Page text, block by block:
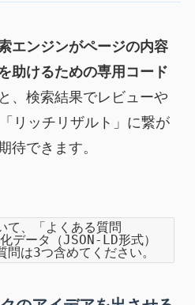
エンジンがページの内容
助けるための専用コード
、検索結果でレビューや
リッチリザルト」に繋が
待できます。
て、「よくある質問
データ（JSON-LD形式）
は3つ含めてください。